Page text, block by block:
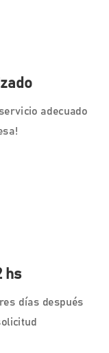
adecuado
hs
días después